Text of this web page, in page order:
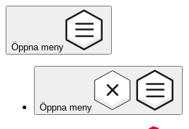
Öppna meny
Öppna meny